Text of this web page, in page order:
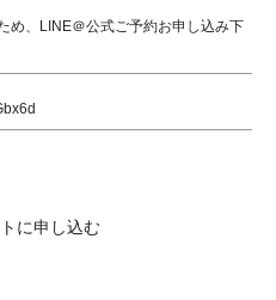
め、LINE＠公式ご予約お申し込み下
に申し込む